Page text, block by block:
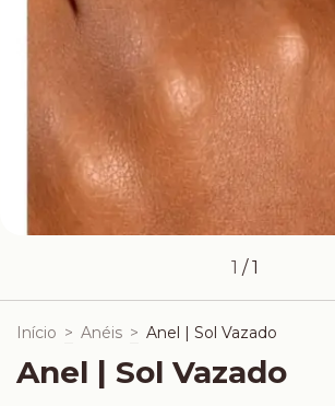
1 /1
Início > Anéis > Anel | Sol Vazado
Anel | Sol Vazado